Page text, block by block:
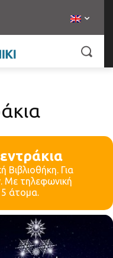
Βιβλιοθήκη. Για
Με τηλεφωνική
άτομα.